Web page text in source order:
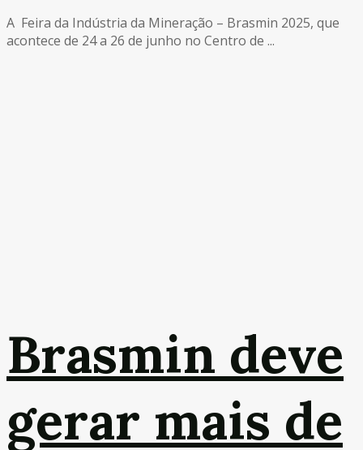
A Feira da Indústria da Mineração – Brasmin 2025, que
acontece de 24 a 26 de junho no Centro de ...
Brasmin deve
gerar mais de